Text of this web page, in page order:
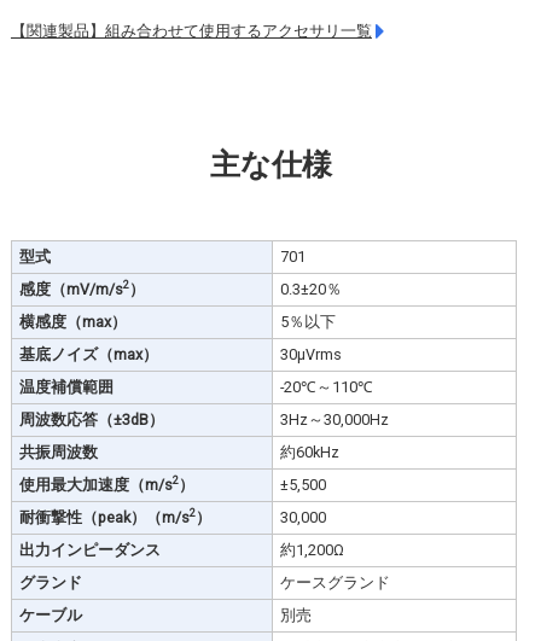
【関連製品】組み合わせて使用するアクセサリ一覧
主な仕様
型式
701
感度（mV/m/s2）
0.3±20％
横感度（max）
5％以下
基底ノイズ（max）
30μVrms
温度補償範囲
-20℃～110℃
周波数応答（±3dB）
3Hz～30,000Hz
共振周波数
約60kHz
使用最大加速度（m/s2）
±5,500
耐衝撃性（peak）（m/s2）
30,000
出力インピーダンス
約1,200Ω
グランド
ケースグランド
ケーブル
別売